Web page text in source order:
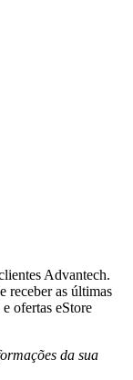
Advantech.
receber as últimas
ofertas eStore
da sua